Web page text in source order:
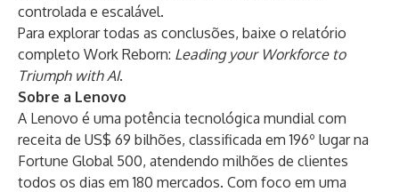
controlada e escalável.
Para explorar todas as conclusões, baixe o relatório
completo Work Reborn: Leading your Workforce to
Triumph with AI.
Sobre a Lenovo
A Lenovo é uma potência tecnológica mundial com
receita de US$ 69 bilhões, classificada em 196º lugar na
Fortune Global 500, atendendo milhões de clientes
todos os dias em 180 mercados. Com foco em uma